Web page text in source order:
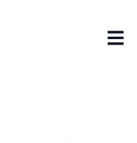
メイ